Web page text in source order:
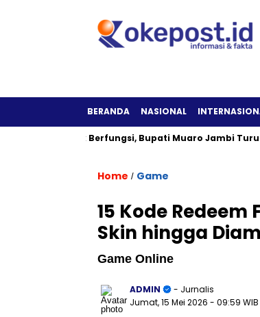
BERANDA NASIONAL
Tak Berfungsi, Bupati Muaro Jambi Turun
Home / Game
15 Kode Redeem
Skin hingga
Game Online
ADMIN
- Jurnalis
Jumat, 15 Mei 2026 - 09:59 WIB